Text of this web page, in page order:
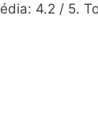
4.2 / 5.